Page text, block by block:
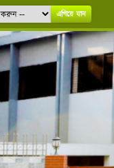
এগিয়ে যান